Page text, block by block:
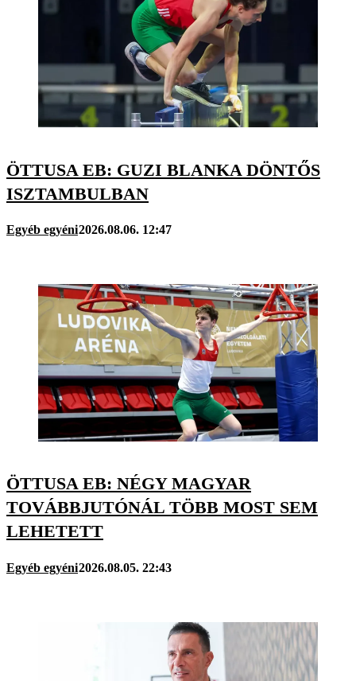
ÖTTUSA EB: GUZI BLANKA DÖNTŐS
ISZTAMBULBAN
Egyéb egyéni2026.08.06. 12:47
ÖTTUSA EB: NÉGY MAGYAR
TOVÁBBJUTÓNÁL TÖBB MOST SEM
LEHETETT
Egyéb egyéni2026.08.05. 22:43